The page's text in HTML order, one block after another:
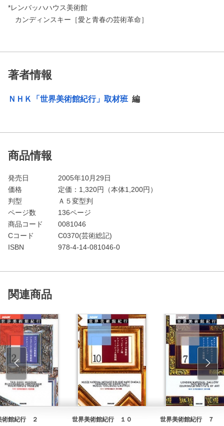
*レンバッハハウス美術館
カンディンスキー［愛と青春の芸術革命］
著者情報
ＮＨＫ「世界美術館紀行」取材班 編
商品情報
発売日
2005年10月29日
価格
定価： 1,320円（本体1,200円）
判型
Ａ５変型判
ページ数
136ページ
商品コード
0081046
Cコード
C0370(芸術総記)
ISBN
978-4-14-081046-0
関連商品
術館紀行 ２ 世界美術館紀行 １０ 世界美術館紀行 ７